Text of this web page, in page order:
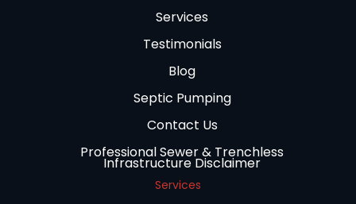
Services
Testimonials
Blog
Septic Pumping
Contact Us
Professional Sewer & Trenchless
Infrastructure Disclaimer
Services